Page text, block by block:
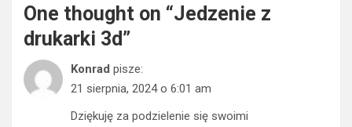
One thought on “Jedzenie z
drukarki 3d”
Konrad pisze:
21 sierpnia, 2024 o 6:01 am
Dziękuję za podzielenie się swoimi